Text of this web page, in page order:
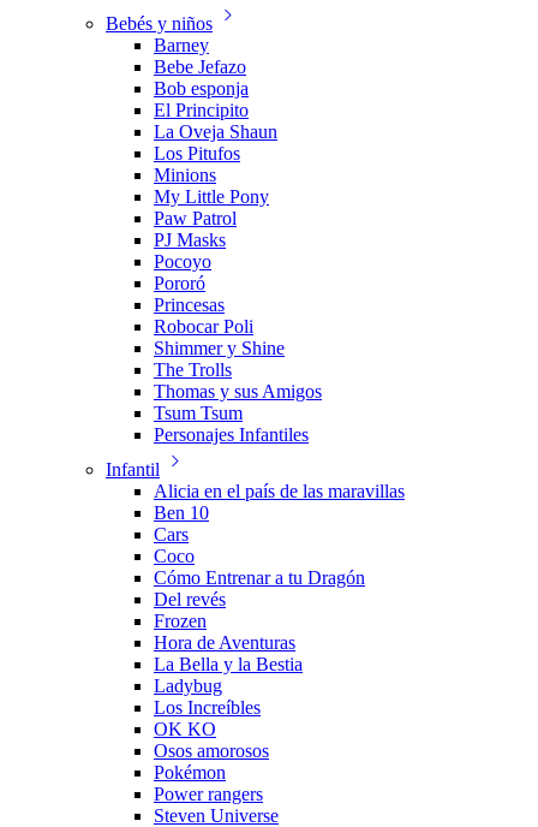
Bebés y niños
Barney
Bebe Jefazo
Bob esponja
El Principito
La Oveja Shaun
Los Pitufos
Minions
My Little Pony
Paw Patrol
PJ Masks
Pocoyo
Pororó
Princesas
Robocar Poli
Shimmer y Shine
The Trolls
Thomas y sus Amigos
Tsum Tsum
Personajes Infantiles
Infantil
Alicia en el país de las maravillas
Ben 10
Cars
Coco
Cómo Entrenar a tu Dragón
Del revés
Frozen
Hora de Aventuras
La Bella y la Bestia
Ladybug
Los Increíbles
OK KO
Osos amorosos
Pokémon
Power rangers
Steven Universe